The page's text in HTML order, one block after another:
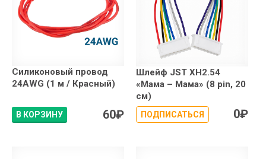
Силиконовый провод
24AWG (1 м / Красный)
В КОРЗИНУ 60₽
Шлейф JST XH2.54
«Мама – Мама» (8 pin, 20
см)
ПОДПИСАТЬСЯ 0₽